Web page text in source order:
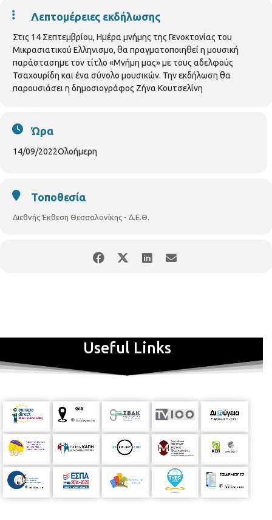
Λεπτομέρειες εκδήλωσης
Στις 14 Σεπτεμβρίου, Ημέρα μνήμης της Γενοκτονίας του
Μικρασιατικού Ελληνισμο, θα πραγματοποιηθεί η μουσική
παράστασημε τον τίτλο «Μνήμη μας» με τους αδελφούς
Τσαχουρίδη και ένα σύνολο μουσικών. Την εκδήλωση θα
παρουσιάσει η δημοσιογράφος Ζήνα Κουτσελίνη
Ώρα
14/09/2022Ολοήμερη
Τοποθεσία
Διεθνής Έκθεση Θεσσαλονίκης - Δ.Ε.Θ.
Useful Links